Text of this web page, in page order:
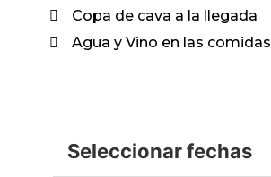
Copa de cava a la llegada
Agua y Vino en las comidas
Seleccionar fechas